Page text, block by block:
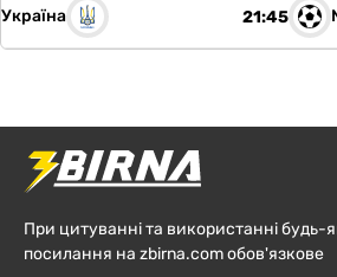
Україна 21:45
При цитуванні та використанні будь-
посилання на zbirna.com обов'язкове